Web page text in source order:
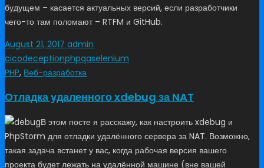
будущем – касается актуальных версий, если разработчики
чего-то там поломают – RTFM и GitHub.
August 21, 2017 admin
cicodeceptionphpqaselenium
PHP, Веб-разработка
Отладка удаленного xdebug за NAT
В этом посте я расскажу, как настроить xdebug и
PhpStorm для отладки удалённого сервера за NAT. Возможно,
такая задача встанет у вас, когда рабочая версия вашего
проекта будет лежать на удалённой машине (вне вашей